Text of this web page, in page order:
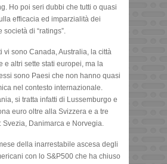
Ho poi seri dubbi che tutti o quasi
efficacia ed imparzialità dei
di “ratings”.
vi sono Canada, Australia, la città
e altri sette stati europei, ma la
sono Paesi che non hanno quasi
nel contesto internazionale.
si tratta infatti di Lussemburgo e
euro oltre alla Svizzera e a tre
Danimarca e Norvegia.
della inarrestabile ascesa degli
con lo S&P500 che ha chiuso